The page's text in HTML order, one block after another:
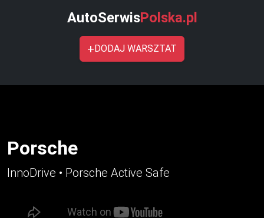
AutoSerwisPolska.pl
+DODAJ WARSZTAT
Porsche
InnoDrive • Porsche Active Safe